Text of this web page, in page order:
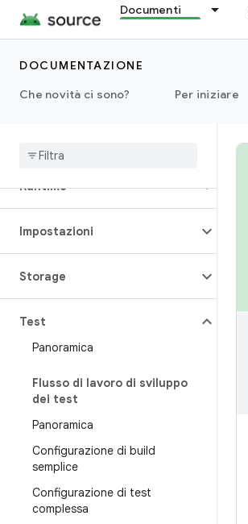
Documenti
DOCUMENTAZIONE
Che novità ci sono?
Per iniziare
Contenuti multimediali
Autorizzazioni
Runtime
Impostazioni
Storage
Test
Panoramica
Flusso di lavoro di sviluppo
dei test
Panoramica
Configurazione di build
semplice
Configurazione di test
complessa